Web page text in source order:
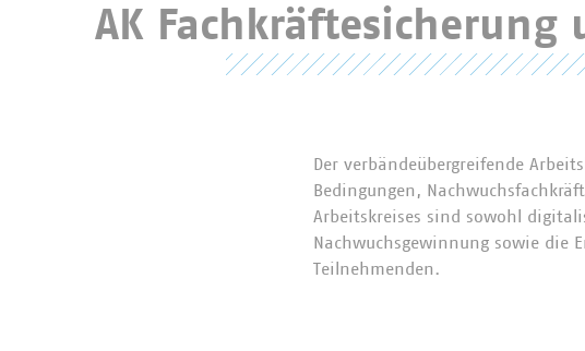
AK Fachkräftesicherung
Der verbändeübergreifende
Bedingungen,
Arbeitskreises sind sowohl
Nachwuchsgewinnung sowie die
Teilnehmenden.